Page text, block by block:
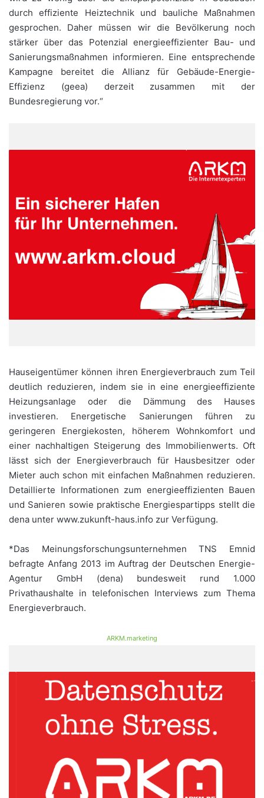
durch effiziente Heiztechnik und bauliche Maßnahmen
gesprochen. Daher müssen wir die Bevölkerung noch
stärker über das Potenzial energieeffizienter Bau- und
Sanierungsmaßnahmen informieren. Eine entsprechende
Kampagne bereitet die Allianz für Gebäude-Energie-
Effizienz (geea) derzeit zusammen mit der
Bundesregierung vor.“
Hauseigentümer können ihren Energieverbrauch zum Teil
deutlich reduzieren, indem sie in eine energieeffiziente
Heizungsanlage oder die Dämmung des Hauses
investieren. Energetische Sanierungen führen zu
geringeren Energiekosten, höherem Wohnkomfort und
einer nachhaltigen Steigerung des Immobilienwerts. Oft
lässt sich der Energieverbrauch für Hausbesitzer oder
Mieter auch schon mit einfachen Maßnahmen reduzieren.
Detaillierte Informationen zum energieeffizienten Bauen
und Sanieren sowie praktische Energiespartipps stellt die
dena unter www.zukunft-haus.info zur Verfügung.
*Das Meinungsforschungsunternehmen TNS Emnid
befragte Anfang 2013 im Auftrag der Deutschen Energie-
Agentur GmbH (dena) bundesweit rund 1.000
Privathaushalte in telefonischen Interviews zum Thema
Energieverbrauch.
ARKM.marketing